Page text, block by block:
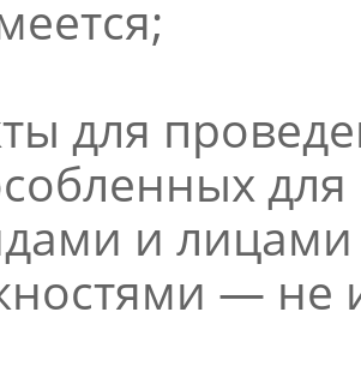
для
и
— не